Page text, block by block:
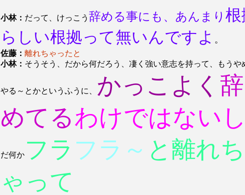
小林： だって、けっこう 辞める事にも、あんまり 根
らしい根拠って無いんですよ 。
佐藤： 離れちゃったと
小林： そうそう、だから何だろう、凄く強い意志を持って、もうや
やる～とかというふうに、 かっこよく 辞
めてるわけではないし
だ何か フラ フラ～ と離れち
ゃって